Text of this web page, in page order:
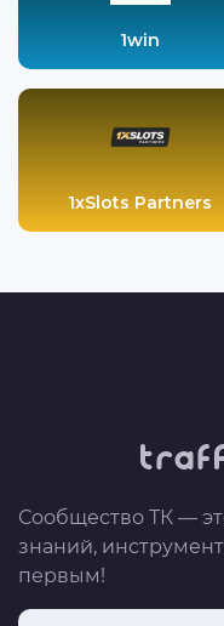
1win
1xSlots Partners
Сообщество ТК —
знаний,
первым!